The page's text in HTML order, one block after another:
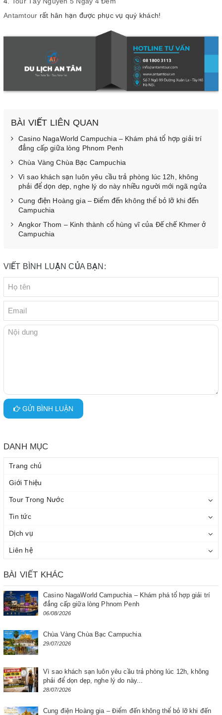
Antamtour rất hân hạn được phục vụ quý khách!
BÀI VIẾT LIÊN QUAN
Casino NagaWorld Campuchia – Khám phá tổ hợp giải trí
đẳng cấp giữa lòng Phnom Penh
Chùa Vàng Chùa Bạc Campuchia
Vì sao khách sạn luôn yêu cầu trả phòng lúc 12h, không
phải để dọn dẹp, nghe lý do này nhiều người mới ngã ngửa
Cung điện Hoàng gia – Điểm đến không thể bỏ lỡ khi đến
Campuchia
Angkor Thom – Kinh thành cổ hùng vĩ của Đế chế Khmer ở
Campuchia
VIẾT BÌNH LUẬN CỦA BẠN:
GỬI BÌNH LUẬN
DANH MỤC
Trang chủ
Giới Thiệu
Tour Trong Nước
Tin tức
Dịch vụ
Liên hệ
BÀI VIẾT KHÁC
Casino NagaWorld Campuchia – Khám phá tổ hợp giải trí
đẳng cấp giữa lòng Phnom Penh
06/08/2026
Chùa Vàng Chùa Bạc Campuchia
29/07/2026
Vì sao khách sạn luôn yêu cầu trả phòng lúc 12h, không
phải để dọn dẹp, nghe lý do này...
28/07/2026
Cung điện Hoàng gia – Điểm đến không thể bỏ lỡ khi đến